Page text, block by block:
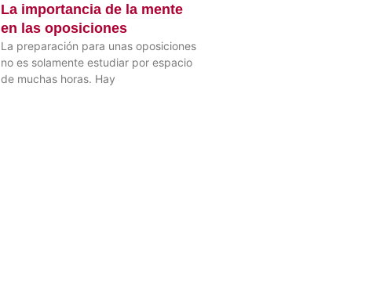
La importancia de la mente
en las oposiciones
La preparación para unas oposiciones
no es solamente estudiar por espacio
de muchas horas. Hay